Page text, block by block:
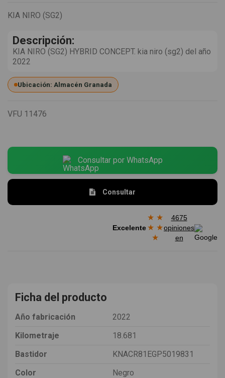
KIA NIRO (SG2)
Descripción:
KIA NIRO (SG2) HYBRID CONCEPT. kia niro (sg2) del año
2022
Ubicación: Almacén Granada
VFU 11476
Consultar por WhatsApp
Consultar
Excelente
★ ★
★ ★
★
4675
opiniones
en
Ficha del producto
Año fabricación
2022
Kilometraje
18.681
Bastidor
KNACR81EGP5019831
Color
Negro